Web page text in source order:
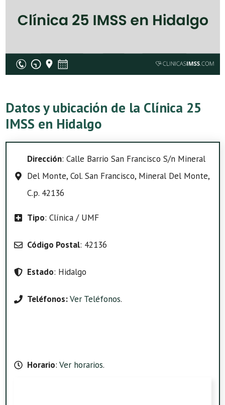
Datos y ubicación de la Clínica 25
IMSS en Hidalgo
Dirección: Calle Barrio San Francisco S/n Mineral
Del Monte, Col. San Francisco, Mineral Del Monte,
C.p. 42136
Tipo: Clínica / UMF
Código Postal: 42136
Estado: Hidalgo
Teléfonos:Ver Teléfonos.
Horario: Ver horarios.